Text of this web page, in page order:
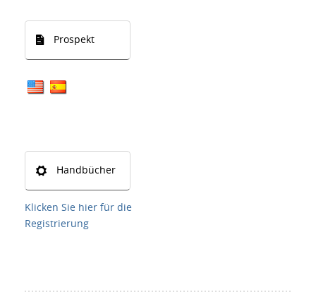
Prospekt
Handbücher
Klicken Sie hier für die
Registrierung